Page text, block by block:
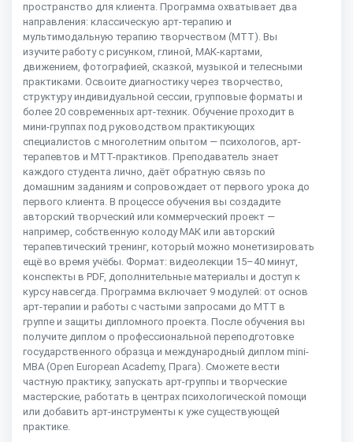
пространство для клиента. Программа охватывает два
направления: классическую арт-терапию и
мультимодальную терапию творчеством (МТТ). Вы
изучите работу с рисунком, глиной, МАК-картами,
движением, фотографией, сказкой, музыкой и телесными
практиками. Освоите диагностику через творчество,
структуру индивидуальной сессии, групповые форматы и
более 20 современных арт-техник. Обучение проходит в
мини-группах под руководством практикующих
специалистов с многолетним опытом — психологов, арт-
терапевтов и МТТ-практиков. Преподаватель знает
каждого студента лично, даёт обратную связь по
домашним заданиям и сопровождает от первого урока до
первого клиента. В процессе обучения вы создадите
авторский творческий или коммерческий проект —
например, собственную колоду МАК или авторский
терапевтический тренинг, который можно монетизировать
ещё во время учёбы. Формат: видеолекции 15–40 минут,
конспекты в PDF, дополнительные материалы и доступ к
курсу навсегда. Программа включает 9 модулей: от основ
арт-терапии и работы с частыми запросами до МТТ в
группе и защиты дипломного проекта. После обучения вы
получите диплом о профессиональной переподготовке
государственного образца и международный диплом mini-
MBA (Open European Academy, Прага). Сможете вести
частную практику, запускать арт-группы и творческие
мастерские, работать в центрах психологической помощи
или добавить арт-инструменты к уже существующей
практике.